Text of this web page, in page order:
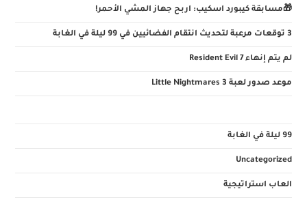
🎁مسابقة كيبورد اسكيب: اربح جهاز المشي الأحمر!
3 توقعات مرعبة لتحديث انتقام الفضائيين في 99 ليلة في الغابة
لم يتم إنهاء Resident Evil 7
موعد صدور لعبة Little Nightmares 3
99 ليلة في الغابة
Uncategorized
العاب استراتيجية